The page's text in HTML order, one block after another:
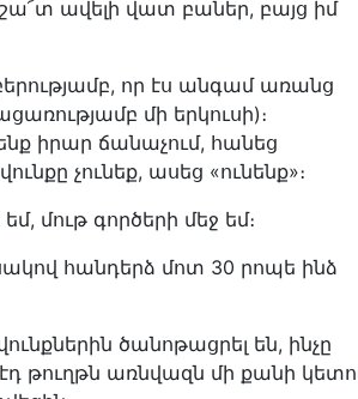
ավելի վատ բաներ, բայց իմ
որ էս անգամ առանց
մի երկուսի)։
իրար ճանաչում, հանեց
չունեք, ասեց «ունենք»։
մութ գործերի մեջ եմ։
հանդերձ մոտ 30 րոպե ինձ
ծանոթացրել են, ինչը
թուղթն առնվազն մի քանի